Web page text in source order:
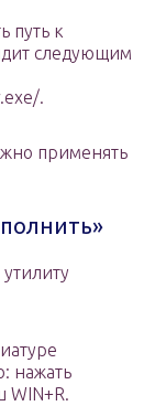
путь к
следующим
.
применять
нажать
WIN+R.